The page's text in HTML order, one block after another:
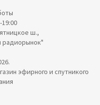
ш.,
радиорынок"
эфирного и спутникого